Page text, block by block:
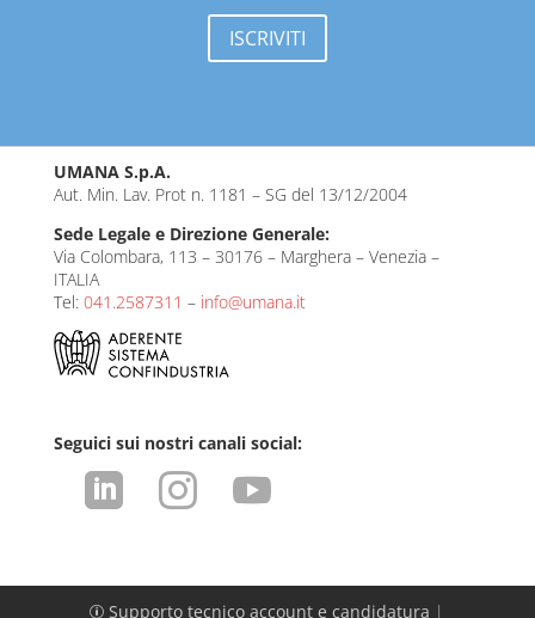
ISCRIVITI
UMANA S.p.A.
Aut. Min. Lav. Prot n. 1181 – SG del 13/12/2004
Sede Legale e Direzione Generale:
Via Colombara, 113 – 30176 – Marghera – Venezia –
ITALIA
Tel: 041.2587311 – info@umana.it
Seguici sui nostri canali social:
  
p Supporto tecnico account e candidatura |